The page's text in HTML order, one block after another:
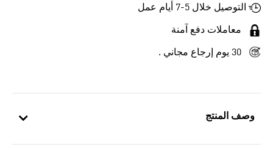
وصف المنتج
التوصيل خلال 5-7 أيام عمل
معاملات دفع آمنة